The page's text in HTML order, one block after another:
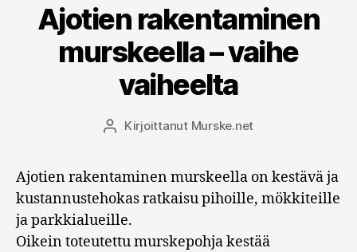
Ajotien rakentaminen
murskeella – vaihe
vaiheelta
Kirjoittaja
Kirjoittanut Murske.net
Ajotien rakentaminen murskeella on kestävä ja
kustannustehokas ratkaisu pihoille, mökkiteille
ja parkkialueille.
Oikein toteutettu murskepohja kestää